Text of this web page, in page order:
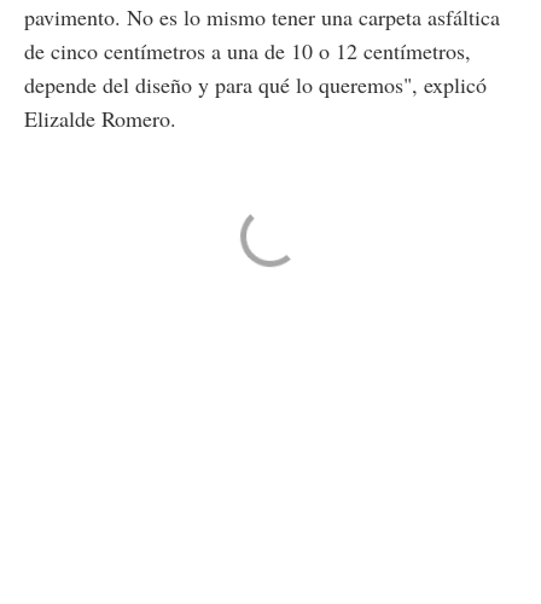
pavimento. No es lo mismo tener una carpeta asfáltica
de cinco centímetros a una de 10 o 12 centímetros,
depende del diseño y para qué lo queremos", explicó
Elizalde Romero.